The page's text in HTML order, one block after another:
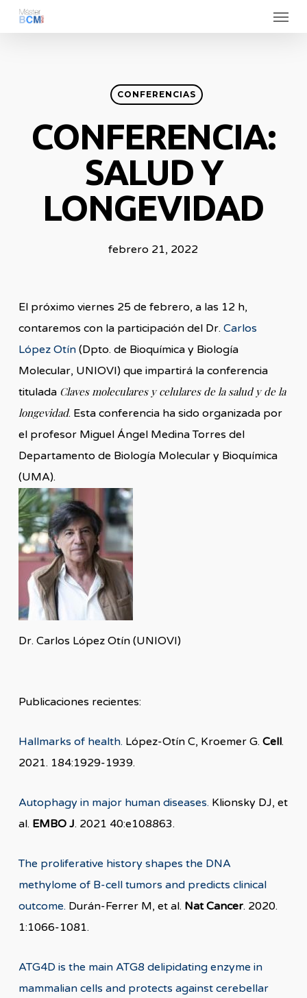
Skip
Menu
CONFERENCIAS
CONFERENCIA:
SALUD Y
LONGEVIDAD
febrero 21, 2022
El próximo viernes 25 de febrero, a las 12 h,
contaremos con la participación del Dr. Carlos
López Otín(Dpto. de Bioquímica y Biología
Molecular, UNIOVI) que impartirá la conferencia
titulada Claves moleculares y celulares de la salud y de la
longevidad. Esta conferencia ha sido organizada por
el profesor Miguel Ángel Medina Torres del
Departamento de Biología Molecular y Bioquímica
(UMA).
Dr. Carlos López Otín (UNIOVI)
Publicaciones recientes:
Hallmarks of health. López-Otín C, Kroemer G. Cell.
2021. 184:1929-1939.
Autophagy in major human diseases. Klionsky DJ, et
al. EMBO J. 2021 40:e108863.
The proliferative history shapes the DNA
methylome of B-cell tumors and predicts clinical
outcome. Durán-Ferrer M, et al. Nat Cancer. 2020.
1:1066-1081.
ATG4D is the main ATG8 delipidating enzyme in
mammalian cells and protects against cerebellar